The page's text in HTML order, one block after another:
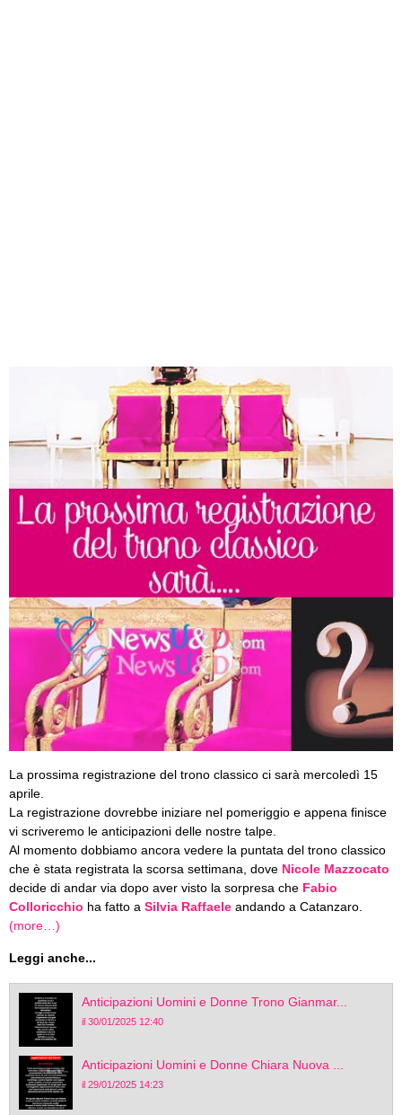
La prossima registrazione del trono classico ci sarà mercoledì 15
aprile.
La registrazione dovrebbe iniziare nel pomeriggio e appena finisce
vi scriveremo le anticipazioni delle nostre talpe.
Al momento dobbiamo ancora vedere la puntata del trono classico
che è stata registrata la scorsa settimana, dove Nicole Mazzocato
decide di andar via dopo aver visto la sorpresa che Fabio
Colloricchio ha fatto a Silvia Raffaele andando a Catanzaro.
(more…)
Leggi anche...
Anticipazioni Uomini e Donne Trono Gianmar...
il 30/01/2025 12:40
Anticipazioni Uomini e Donne Chiara Nuova ...
il 29/01/2025 14:23